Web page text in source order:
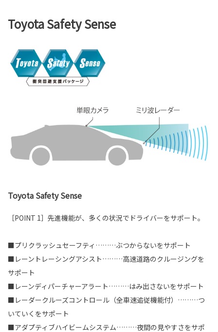
Toyota Safety Sense
Toyota Safety Sense
［POINT 1］先進機能が、多くの状況でドライバーをサポート。
■プリクラッシュセーフティ………ぶつからないをサポート
■レーントレーシングアシスト………高速道路のクルージングを
サポート
■レーンディパーチャーアラート………はみ出さないをサポート
■レーダークルーズコントロール（全車速追従機能付）………つ
いていくをサポート
■アダプティブハイビームシステム………夜間の見やすさをサポ